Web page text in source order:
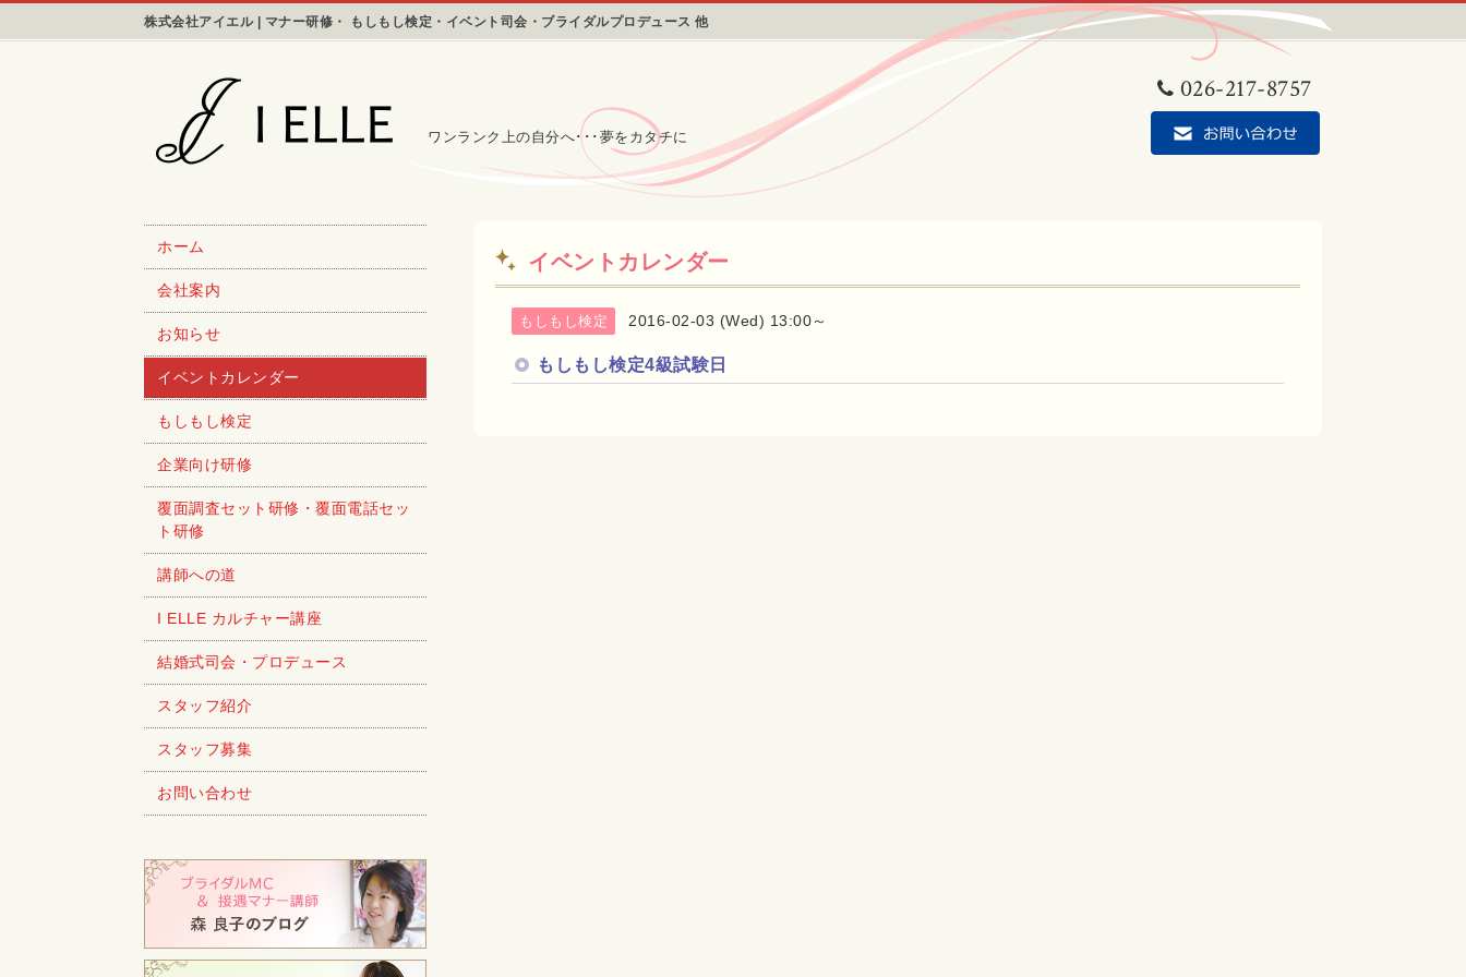
株式会社アイエル | マナー研修・ もしもし検定・イベント司会・ブライダルプロデュース 他
ワンランク上の自分へ･･･夢をカタチに
026-217-8757
イベントカレンダー
もしもし検定 2016-02-03 (Wed) 13:00～
もしもし検定4級試験日
ホーム
会社案内
お知らせ
イベントカレンダー
もしもし検定
企業向け研修
覆面調査セット研修・覆面電話セッ
ト研修
講師への道
I ELLE カルチャー講座
結婚式司会・プロデュース
スタッフ紹介
スタッフ募集
お問い合わせ